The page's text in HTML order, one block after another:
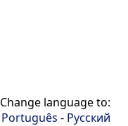
Change language to:
Português - Русский